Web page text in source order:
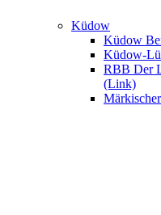
Küdow
Küdow
Küdow-
RBB Der
(Link)